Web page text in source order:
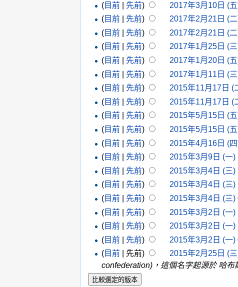
(目前| 先前) 2017年3月10日 (
(目前| 先前) 2017年2月21日 (
(目前| 先前) 2017年2月21日 (
(目前| 先前) 2017年1月25日 (
(目前| 先前) 2017年1月20日 (
(目前| 先前) 2017年1月11日 (
(目前| 先前) 2015年11月17日 (
(目前| 先前) 2015年11月17日 (
(目前| 先前) 2015年5月15日 (
(目前| 先前) 2015年5月15日 (
(目前| 先前) 2015年4月16日 (
(目前| 先前) 2015年3月9日 (一)
(目前| 先前) 2015年3月4日 (三)
(目前| 先前) 2015年3月4日 (三)
(目前| 先前) 2015年3月4日 (三)
(目前| 先前) 2015年3月2日 (一)
(目前| 先前) 2015年3月2日 (一)
(目前| 先前) 2015年3月2日 (一)
(目前| 先前) 2015年2月25日 (
confederation)，這個名字起源於 哈